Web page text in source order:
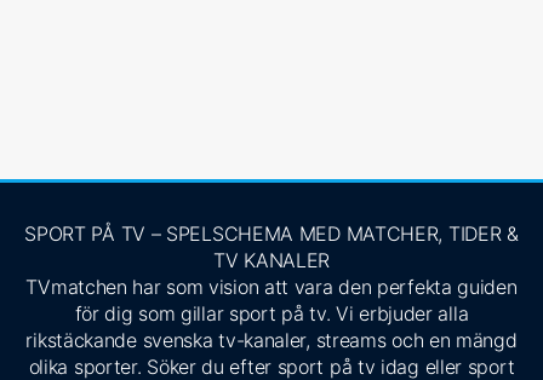
SPORT PÅ TV – SPELSCHEMA MED MATCHER, TIDER &
TV KANALER
TVmatchen har som vision att vara den perfekta guiden
för dig som gillar sport på tv. Vi erbjuder alla
rikstäckande svenska tv-kanaler, streams och en mängd
olika sporter. Söker du efter sport på tv idag eller sport